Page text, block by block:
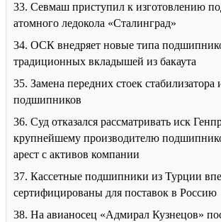
33. Севмаш приступил к изготовлению
атомного ледокола «Сталинград»
34. ОСК внедряет новые типа
традиционных вкладышей из бакаута
35. Замена передних стоек
подшипников
36. Суд отказался рассматривать иск
крупнейшему производителю
арест с активов компании
37. Кассетные подшипники из Турции
сертифицированы для поставок в Россию
38. На авианосец «Адмирал Кузнецов»